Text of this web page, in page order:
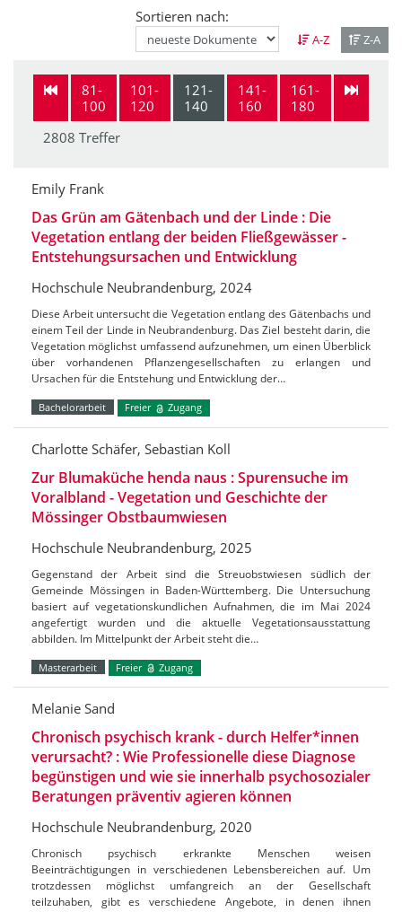
Sortieren nach:
A-Z Z-A
81-
100
101-
120
121-
140
141-
160
161-
180
2808 Treffer
Emily Frank
Das Grün am Gätenbach und der Linde : Die
Vegetation entlang der beiden Fließgewässer -
Entstehungsursachen und Entwicklung
Hochschule Neubrandenburg, 2024
Diese Arbeit untersucht die Vegetation entlang des Gätenbachs und
einem Teil der Linde in Neubrandenburg. Das Ziel besteht darin, die
Vegetation möglichst umfassend aufzunehmen, um einen Überblick
über vorhandenen Pflanzengesellschaften zu erlangen und
Ursachen für die Entstehung und Entwicklung der…
Bachelorarbeit Freier Zugang
Charlotte Schäfer, Sebastian Koll
Zur Blumaküche henda naus : Spurensuche im
Voralbland - Vegetation und Geschichte der
Mössinger Obstbaumwiesen
Hochschule Neubrandenburg, 2025
Gegenstand der Arbeit sind die Streuobstwiesen südlich der
Gemeinde Mössingen in Baden-Württemberg. Die Untersuchung
basiert auf vegetationskundlichen Aufnahmen, die im Mai 2024
angefertigt wurden und die aktuelle Vegetationsausstattung
abbilden. Im Mittelpunkt der Arbeit steht die…
Masterarbeit Freier Zugang
Melanie Sand
Chronisch psychisch krank - durch Helfer*innen
verursacht? : Wie Professionelle diese Diagnose
begünstigen und wie sie innerhalb psychosozialer
Beratungen präventiv agieren können
Hochschule Neubrandenburg, 2020
Chronisch psychisch erkrankte Menschen weisen
Beeinträchtigungen in verschiedenen Lebensbereichen auf. Um
trotzdessen möglichst umfangreich an der Gesellschaft
teilzuhaben, gibt es verschiedene Angebote, in denen ihnen